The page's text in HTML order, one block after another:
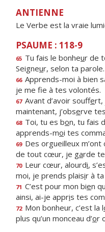
ANTIENNE
Le Verbe est la vraie
PSAUME : 118-9
65 Tu fais le bonheur de
Seigneur, selon ta parole.
66 Apprends-moi à bien
je me fe à tes volontés.
67 Avant d’avoir souffert,
maintenant, j’observe
68 Toi, tu es bon, tu fais
apprends-moi tes
69 Des orgueilleux m’ont
de tout cœur, je garde
70 Leur cœur, alourdi,
moi, je prends plaisir à ta
71 C’est pour mon bien
ainsi, ai-je appris tes
72 Mon bonheur, c’est la l
plus qu’un monceau d’or